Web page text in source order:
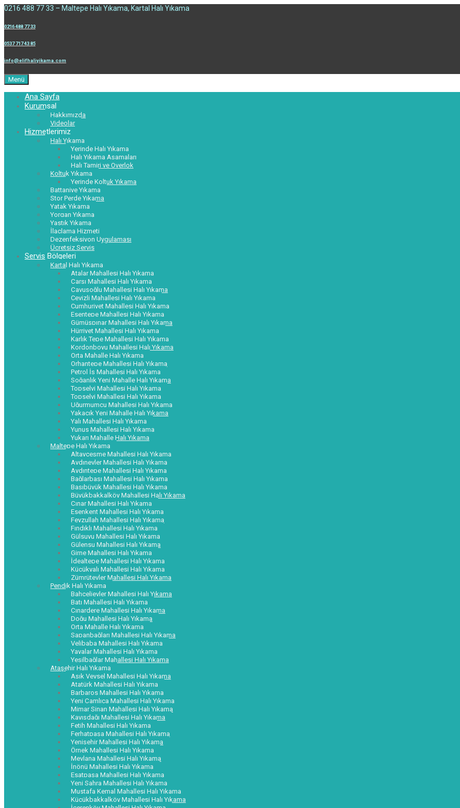
0216 488 77 33 – Maltepe Halı Yıkama, Kartal Halı Yıkama
0216 488 77 33
0537 717 43 85
info@elifhaliyikama.com
Menü
Ana Sayfa
Kurumsal
Hakkımızda
Videolar
Hizmetlerimiz
Halı Yıkama
Yerinde Halı Yıkama
Halı Yıkama Aşamaları
Halı Tamiri ve Overlok
Koltuk Yıkama
Yerinde Koltuk Yıkama
Battaniye Yıkama
Stor Perde Yıkama
Yatak Yıkama
Yorgan Yıkama
Yastık Yıkama
İlaçlama Hizmeti
Dezenfeksiyon Uygulaması
Ücretsiz Servis
Servis Bölgeleri
Kartal Halı Yıkama
Atalar Mahallesi Halı Yıkama
Çarşı Mahallesi Halı Yıkama
Çavuşoğlu Mahallesi Halı Yıkama
Cevizli Mahallesi Halı Yıkama
Cumhuriyet Mahallesi Halı Yıkama
Esentepe Mahallesi Halı Yıkama
Gümüşpınar Mahallesi Halı Yıkama
Hürriyet Mahallesi Halı Yıkama
Karlık Tepe Mahallesi Halı Yıkama
Kordonboyu Mahallesi Halı Yıkama
Orta Mahalle Halı Yıkama
Orhantepe Mahallesi Halı Yıkama
Petrol İş Mahallesi Halı Yıkama
Soğanlık Yeni Mahalle Halı Yıkama
Topselvi Mahallesi Halı Yıkama
Topselvi Mahallesi Halı Yıkama
Uğurmumcu Mahallesi Halı Yıkama
Yakacık Yeni Mahalle Halı Yıkama
Yalı Mahallesi Halı Yıkama
Yunus Mahallesi Halı Yıkama
Yukarı Mahalle Halı Yıkama
Maltepe Halı Yıkama
Altayçeşme Mahallesi Halı Yıkama
Aydınevler Mahallesi Halı Yıkama
Aydıntepe Mahallesi Halı Yıkama
Bağlarbaşı Mahallesi Halı Yıkama
Başıbüyük Mahallesi Halı Yıkama
Büyükbakkalköy Mahallesi Halı Yıkama
Çınar Mahallesi Halı Yıkama
Esenkent Mahallesi Halı Yıkama
Feyzullah Mahallesi Halı Yıkama
Fındıklı Mahallesi Halı Yıkama
Gülsuyu Mahallesi Halı Yıkama
Gülensu Mahallesi Halı Yıkama
Girne Mahallesi Halı Yıkama
İdealtepe Mahallesi Halı Yıkama
Küçükyalı Mahallesi Halı Yıkama
Zümrütevler Mahallesi Halı Yıkama
Pendik Halı Yıkama
Bahçelievler Mahallesi Halı Yıkama
Batı Mahallesi Halı Yıkama
Çınardere Mahallesi Halı Yıkama
Doğu Mahallesi Halı Yıkama
Orta Mahalle Halı Yıkama
Sapanbağları Mahallesi Halı Yıkama
Velibaba Mahallesi Halı Yıkama
Yayalar Mahallesi Halı Yıkama
Yeşilbağlar Mahallesi Halı Yıkama
Ataşehir Halı Yıkama
Aşık Veysel Mahallesi Halı Yıkama
Atatürk Mahallesi Halı Yıkama
Barbaros Mahallesi Halı Yıkama
Yeni Çamlıca Mahallesi Halı Yıkama
Mimar Sinan Mahallesi Halı Yıkama
Kayışdağı Mahallesi Halı Yıkama
Fetih Mahallesi Halı Yıkama
Ferhatpaşa Mahallesi Halı Yıkama
Yenişehir Mahallesi Halı Yıkama
Örnek Mahallesi Halı Yıkama
Mevlana Mahallesi Halı Yıkama
İnönü Mahallesi Halı Yıkama
Esatpaşa Mahallesi Halı Yıkama
Yeni Sahra Mahallesi Halı Yıkama
Mustafa Kemal Mahallesi Halı Yıkama
Küçükbakkalköy Mahallesi Halı Yıkama